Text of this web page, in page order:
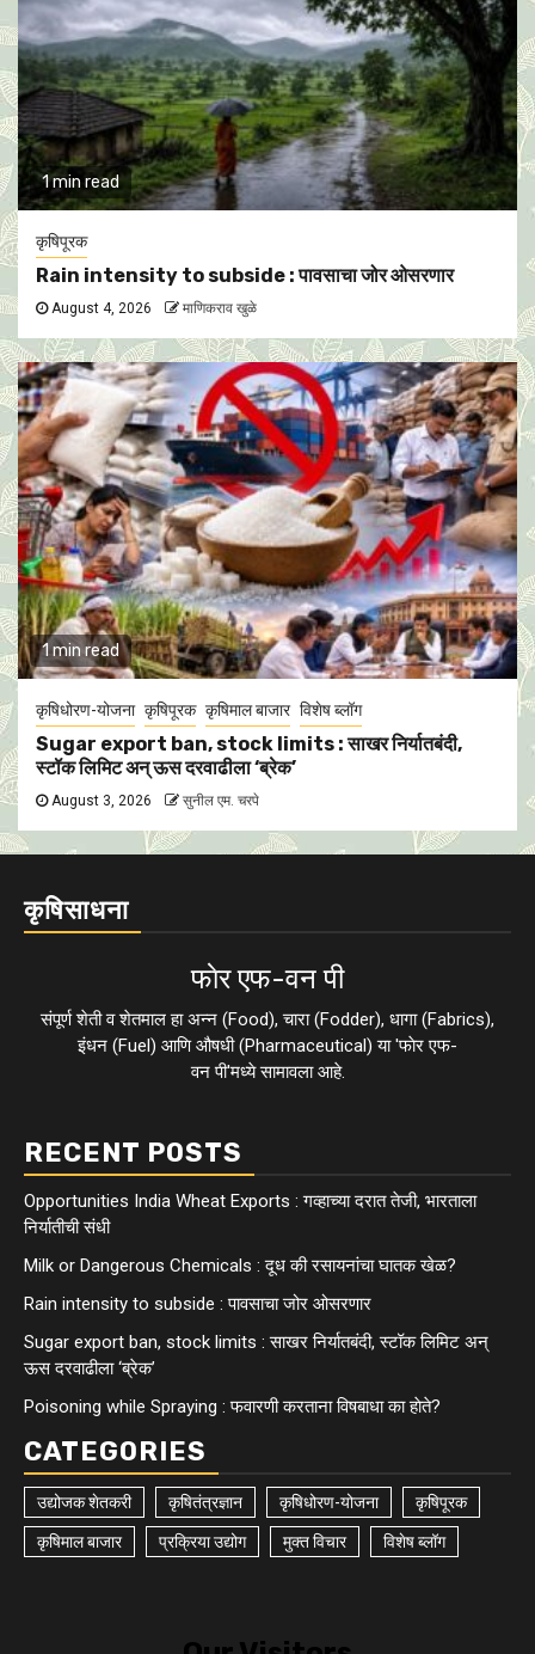
1 min read
कृषिपूरक
Rain intensity to subside : पावसाचा जोर ओसरणार
August 4, 2026 माणिकराव खुळे
1 min read
कृषिधोरण-योजना कृषिपूरक कृषिमाल बाजार विशेष ब्लॉग
Sugar export ban, stock limits : साखर निर्यातबंदी,
स्टॉक लिमिट अन् ऊस दरवाढीला ‘ब्रेक’
August 3, 2026 सुनील एम. चरपे
कृषिसाधना
फाेर एफ-वन पी
संपूर्ण शेती व शेतमाल हा अन्न (Food), चारा (Fodder), धागा (Fabrics),
इंधन (Fuel) आणि औषधी (Pharmaceutical) या 'फाेर एफ-
वन पी'मध्ये सामावला आहे.
RECENT POSTS
Opportunities India Wheat Exports : गव्हाच्या दरात तेजी, भारताला
निर्यातीची संधी
Milk or Dangerous Chemicals : दूध की रसायनांचा घातक खेळ?
Rain intensity to subside : पावसाचा जोर ओसरणार
Sugar export ban, stock limits : साखर निर्यातबंदी, स्टॉक लिमिट अन्
ऊस दरवाढीला ‘ब्रेक’
Poisoning while Spraying : फवारणी करताना विषबाधा का हाेते?
CATEGORIES
उद्योजक शेतकरी कृषितंत्रज्ञान कृषिधोरण-योजना कृषिपूरक
कृषिमाल बाजार प्रक्रिया उद्योग मुक्त विचार विशेष ब्लॉग